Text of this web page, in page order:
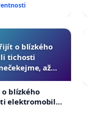
o blízkého
tichosti
až
blízkého
elektromobilů,
další,